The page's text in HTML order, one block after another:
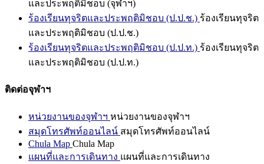
และประพฤติมิชอบ (จุฬาฯ)
ร้องเรียนทุจริตและประพฤติมิชอบ (ป.ป.ช.) ร้องเรียนทุจริต
และประพฤติมิชอบ (ป.ป.ช.)
ร้องเรียนทุจริตและประพฤติมิชอบ (ป.ป.ท.) ร้องเรียนทุจริต
และประพฤติมิชอบ (ป.ป.ท.)
ติดต่อจุฬาฯ
หน่วยงานของจุฬาฯ หน่วยงานของจุฬาฯ
สมุดโทรศัพท์ออนไลน์ สมุดโทรศัพท์ออนไลน์
Chula Map Chula Map
แผนที่และการเดินทาง แผนที่และการเดินทาง